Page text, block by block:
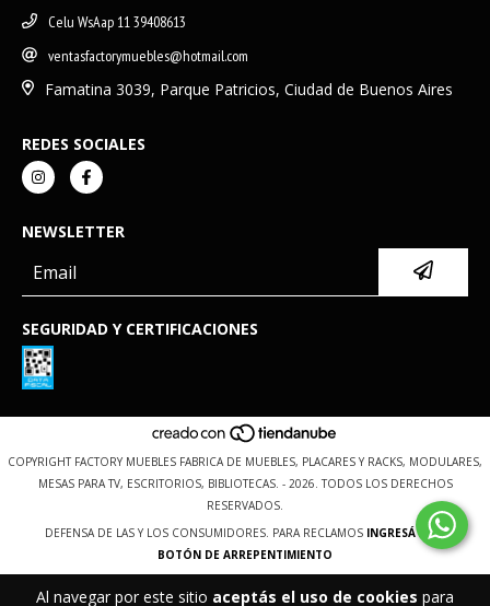
Al navegar por este sitio aceptás el uso de cookies para
Celu WsAap 11 39408613
ventasfactorymuebles@hotmail.com
Famatina 3039, Parque Patricios, Ciudad de Buenos Aires
REDES SOCIALES
NEWSLETTER
SEGURIDAD Y CERTIFICACIONES
COPYRIGHT FACTORY MUEBLES FABRICA DE MUEBLES, PLACARES Y RACKS, MODULARES,
MESAS PARA TV, ESCRITORIOS, BIBLIOTECAS. - 2026. TODOS LOS DERECHOS
RESERVADOS.
DEFENSA DE LAS Y LOS CONSUMIDORES. PARA RECLAMOS INGRESÁ ACÁ.
BOTÓN DE ARREPENTIMIENTO